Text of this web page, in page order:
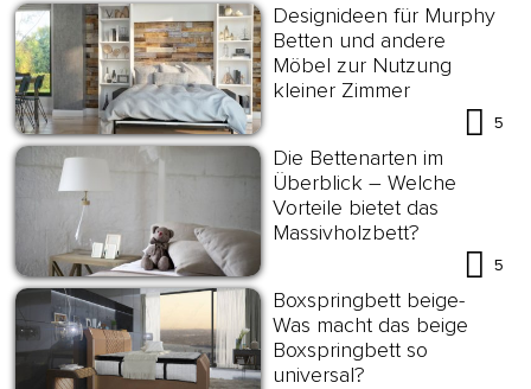
Designideen für Murphy
Betten und andere
Möbel zur Nutzung
kleiner Zimmer
5
Die Bettenarten im
Überblick – Welche
Vorteile bietet das
Massivholzbett?
5
Boxspringbett beige-
Was macht das beige
Boxspringbett so
universal?